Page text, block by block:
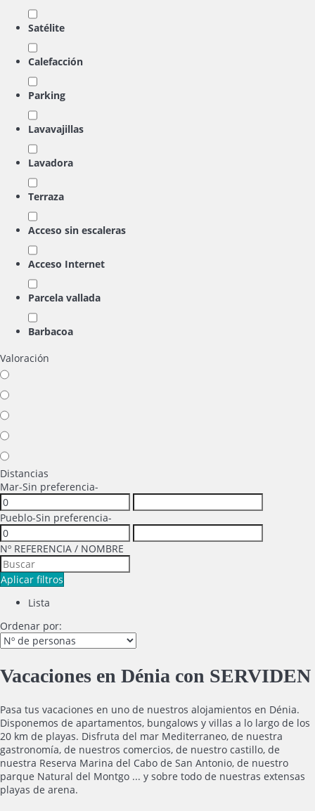
Satélite
Calefacción
Parking
Lavavajillas
Lavadora
Terraza
Acceso sin escaleras
Acceso Internet
Parcela vallada
Barbacoa
Valoración
Distancias
Mar-Sin preferencia-
Pueblo-Sin preferencia-
Nº REFERENCIA / NOMBRE
Aplicar filtros
Lista
Ordenar por:
Vacaciones en Dénia con SERVIDEN
Pasa tus vacaciones en uno de nuestros alojamientos en Dénia.
Disponemos de apartamentos, bungalows y villas a lo largo de los
20 km de playas. Disfruta del mar Mediterraneo, de nuestra
gastronomía, de nuestros comercios, de nuestro castillo, de
nuestra Reserva Marina del Cabo de San Antonio, de nuestro
parque Natural del Montgo ... y sobre todo de nuestras extensas
playas de arena.